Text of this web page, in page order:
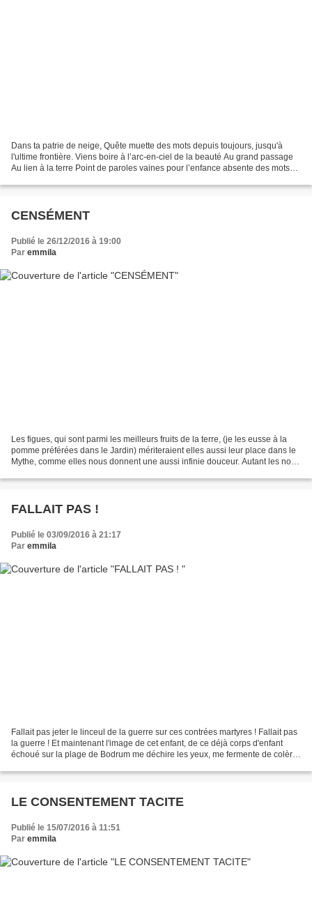
Dans ta patrie de neige, Quête muette des mots depuis toujours, jusqu'à
l'ultime frontière. Viens boire à l’arc-en-ciel de la beauté Au grand passage
Au lien à la terre Point de paroles vaines pour l’enfance absente des mots
CENSÉMENT
Publié le 26/12/2016 à 19:00
Par emmila
Les figues, qui sont parmi les meilleurs fruits de la terre, (je les eusse à la
pomme préférées dans le Jardin) mériteraient elles aussi leur place dans le
Mythe, comme elles nous donnent une aussi infinie douceur. Autant les noix
FALLAIT PAS !
Publié le 03/09/2016 à 21:17
Par emmila
Fallait pas jeter le linceul de la guerre sur ces contrées martyres ! Fallait pas
la guerre ! Et maintenant l'image de cet enfant, de ce déjà corps d'enfant
échoué sur la plage de Bodrum me déchire les yeux, me fermente de colère.
LE CONSENTEMENT TACITE
Publié le 15/07/2016 à 11:51
Par emmila